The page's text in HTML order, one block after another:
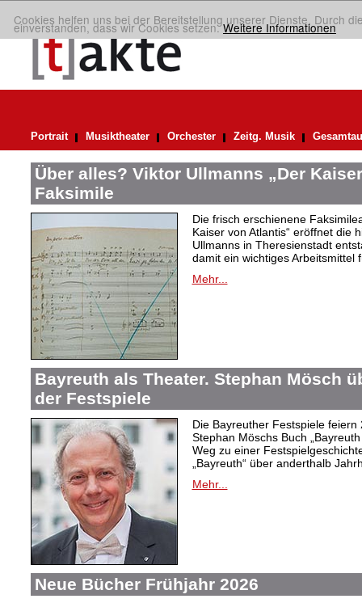
Cookies helfen uns bei der Bereitstellung unserer Dienste. Durch
einverstanden, dass wir Cookies setzen.Weitere Informationen
Portrait Musiktheater Orchester Zeitg. Musik
Über alles? Viktor Ullmanns „Der
Faksimile
Die frisch erschienene
Kaiser von Atlantis“ eröffnet die
Ullmanns in Theresienstadt
damit ein wichtiges Arbeitsmittel
Mehr...
Bayreuth als Theater. Stephan Mösch
der Festspiele
Die Bayreuther Festspiele
Stephan Möschs Buch
Weg zu einer
„Bayreuth“ über anderthalb
Mehr...
Neue Bücher Frühjahr 2026